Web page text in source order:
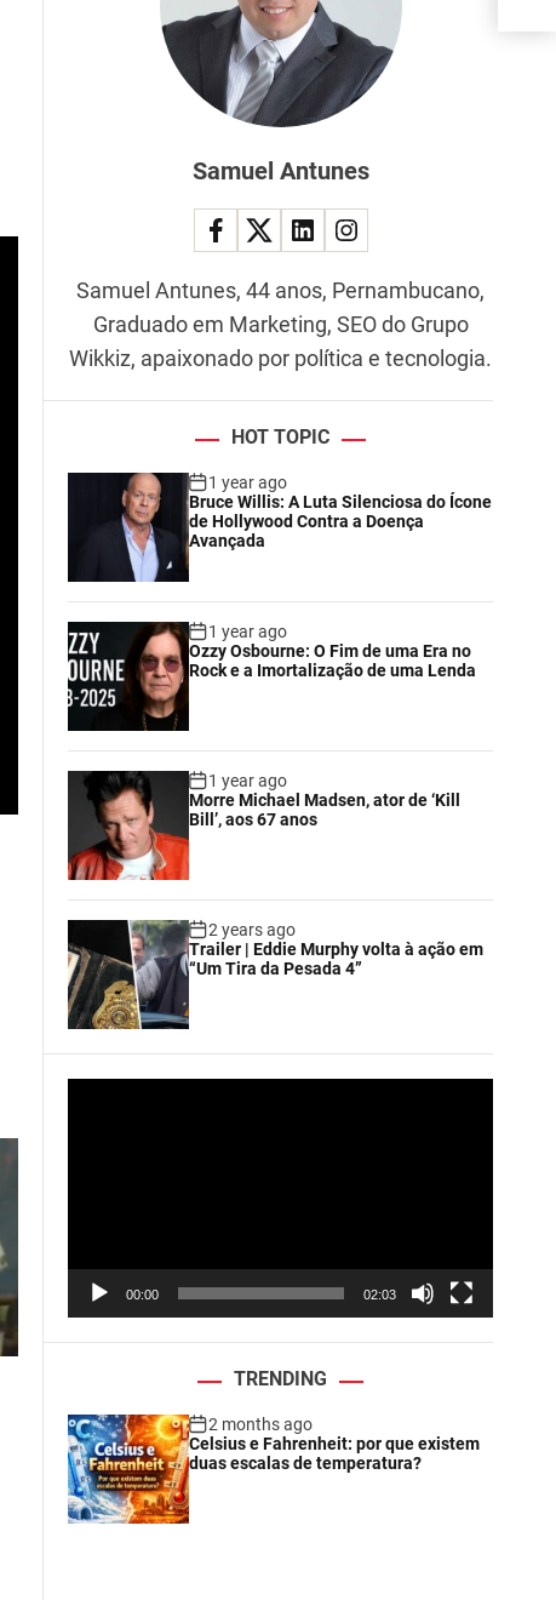
Samuel Antunes
Samuel Antunes, 44 anos, Pernambucano,
Graduado em Marketing, SEO do Grupo
Wikkiz, apaixonado por política e tecnologia.
HOT TOPIC
1 year ago
Bruce Willis: A Luta Silenciosa do Ícone
de Hollywood Contra a Doença
Avançada
1 year ago
Ozzy Osbourne: O Fim de uma Era no
Rock e a Imortalização de uma Lenda
1 year ago
Morre Michael Madsen, ator de ‘Kill
Bill’, aos 67 anos
2 years ago
Trailer | Eddie Murphy volta à ação em
“Um Tira da Pesada 4”
00:00 02:03
TRENDING
2 months ago
Celsius e Fahrenheit: por que existem
duas escalas de temperatura?